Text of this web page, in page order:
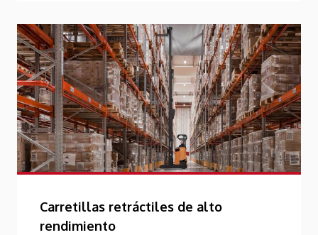
Carretillas retráctiles de alto
rendimiento